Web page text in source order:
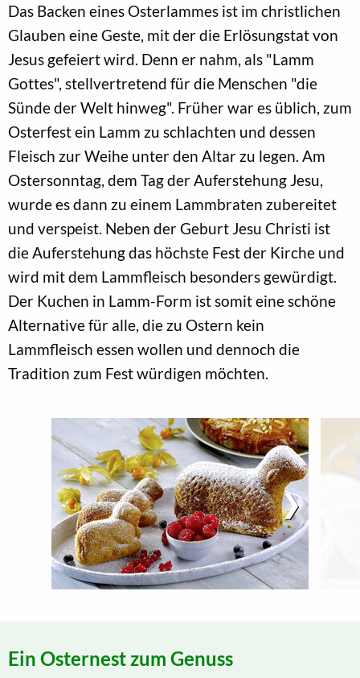
Das Backen eines Osterlammes ist im christlichen
Glauben eine Geste, mit der die Erlösungstat von
Jesus gefeiert wird. Denn er nahm, als "Lamm
Gottes", stellvertretend für die Menschen "die
Sünde der Welt hinweg". Früher war es üblich, zum
Osterfest ein Lamm zu schlachten und dessen
Fleisch zur Weihe unter den Altar zu legen. Am
Ostersonntag, dem Tag der Auferstehung Jesu,
wurde es dann zu einem Lammbraten zubereitet
und verspeist. Neben der Geburt Jesu Christi ist
die Auferstehung das höchste Fest der Kirche und
wird mit dem Lammfleisch besonders gewürdigt.
Der Kuchen in Lamm-Form ist somit eine schöne
Alternative für alle, die zu Ostern kein
Lammfleisch essen wollen und dennoch die
Tradition zum Fest würdigen möchten.
Ein Osternest zum Genuss